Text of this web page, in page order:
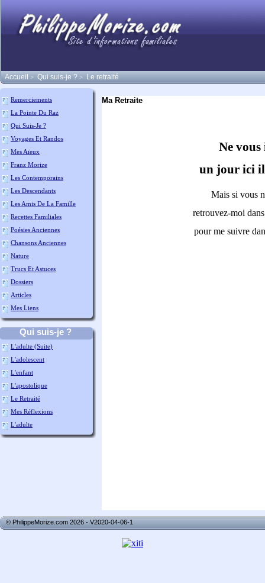
Accueil > Qui suis-je ? > Le retraité
Remerciements
La Pointe Du Raz
Qui Suis-Je ?
Voyages Et Randos
Mes Aïeux
Franz Morize
Les Contemporains
Les Descendants
Les Amis De La Famille
Recettes Familiales
Poésies Anciennes
Chansons Anciennes
Nature
Trucs Et Astuces
Dossiers
Articles
Mes Liens
Qui suis-je ?
L'adulte (suite)
L'adolescent
L'enfant
L'apostolique
Le Retraité
Mes Réflexions
L'adulte
Ma Retraite
Ne vous
un jour ici il
Mais si vous
retrouvez-moi
pour me suivre
© PhilippeMorize.com 2026 - V2020-04-06-1